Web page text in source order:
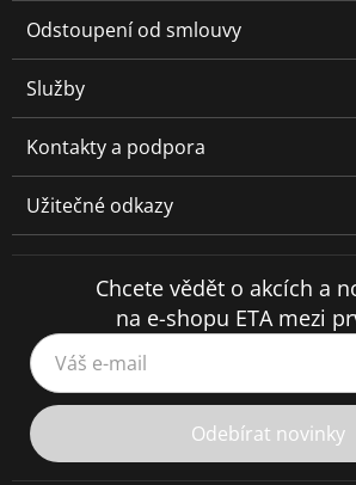
Odstoupení od smlouvy
Služby
Kontakty a podpora
Užitečné odkazy
Chcete vědět o akcích a
na e-shopu ETA mezi
Váš e-mail
Odebírat novinky